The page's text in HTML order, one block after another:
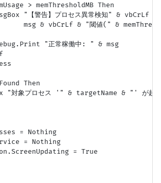
> memThresholdMB Then
"【警告】プロセス異常検知" & vbCrLf
msg & vbCrLf & "閾値(" &
"正常稼働中: " & msg
Then
"対象プロセス '" & targetName & "' が起
= Nothing
= Nothing
= True